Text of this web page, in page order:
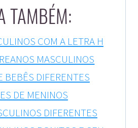
TAMBÉM:
COM A LETRA H
MASCULINOS
BEBÊS DIFERENTES
DE MENINOS
DIFERENTES